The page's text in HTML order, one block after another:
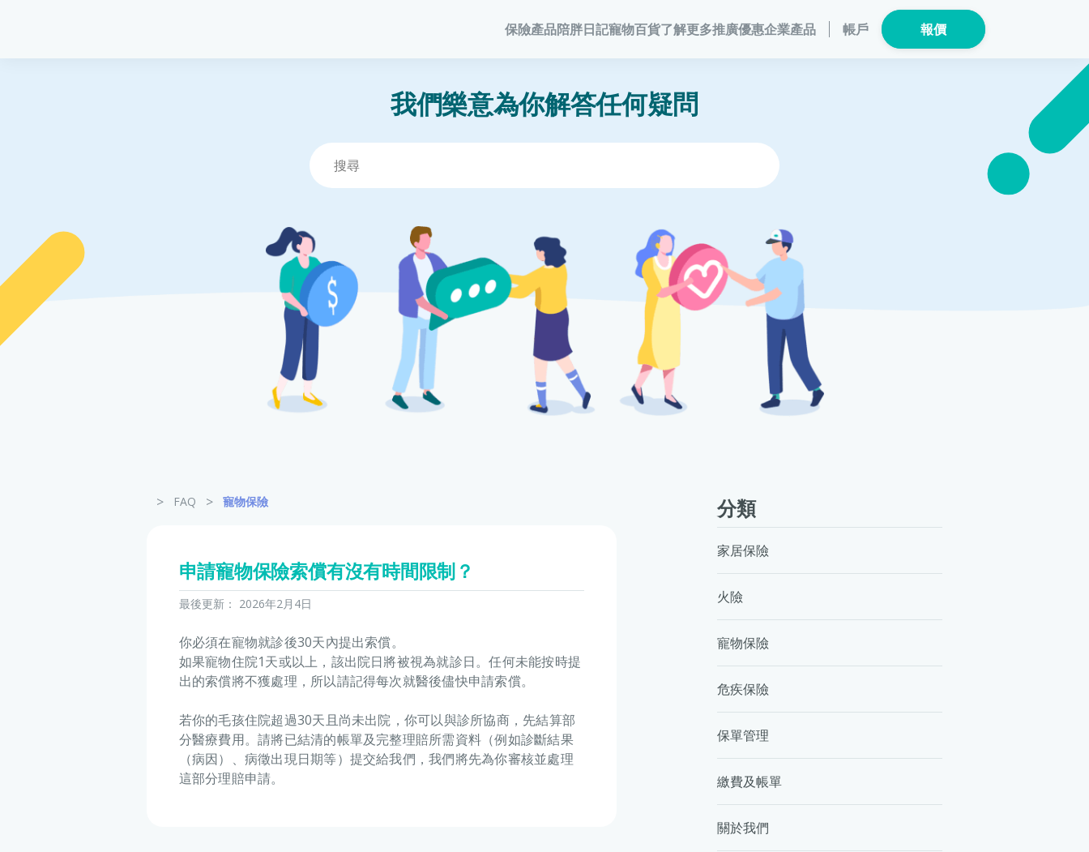
保險產品
寵物保險
寵物保險
龜鳥保險
申請索償
家居
家居保險
個人健康
陪胖日記
陪胖日記
關於陪胖日記App
寵物百貨了解更多
客戶分享
常見問題
網誌
推廣優惠
毛範生會員計劃
會員優惠
保險優惠總覽
企業產品
商務方案
業務概覽
保險產品
帳戶 報價
家居保險
寵物保險
我們樂意為你解答任何疑問
> FAQ > 寵物保險
申請寵物保險索償有沒有時間限制？
最後更新： 2026年2月4日
你必須在寵物就診後30天內提出索償。
如果寵物住院1天或以上，該出院日將被視為就診日。任何未能按時提
出的索償將不獲處理，所以請記得每次就醫後儘快申請索償。
若你的毛孩住院超過30天且尚未出院，你可以與診所協商，先結算部
分醫療費用。請將已結清的帳單及完整理賠所需資料（例如診斷結果
（病因）、病徵出現日期等）提交給我們，我們將先為你審核並處理
這部分理賠申請。
分類
家居保險
火險
寵物保險
危疾保險
保單管理
繳費及帳單
關於我們